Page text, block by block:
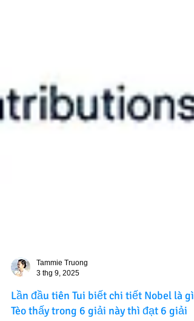
Tammie Truong
3 thg 9, 2025